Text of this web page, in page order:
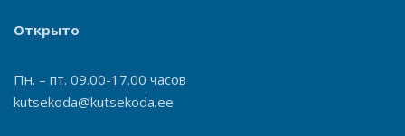
Открыто
Пн. – пт. 09.00-17.00 часов
kutsekoda@kutsekoda.ee